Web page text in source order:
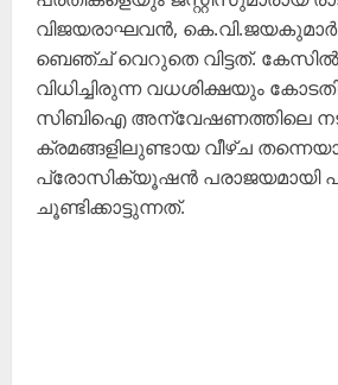
വിജയരാഘവൻ,
ബെഞ്ച് വെറുതെ വിട്ടത്. കേസില്‍
വിധിച്ചിരുന്ന വധശിക്ഷയും കോടതി
സിബിഐ അന്വേഷണത്തിലെ
ക്രമങ്ങളിലുണ്ടായ വീഴ്ച
പ്രോസിക്യൂഷൻ പരാജയമായി
ചൂണ്ടിക്കാട്ടുന്നത്.